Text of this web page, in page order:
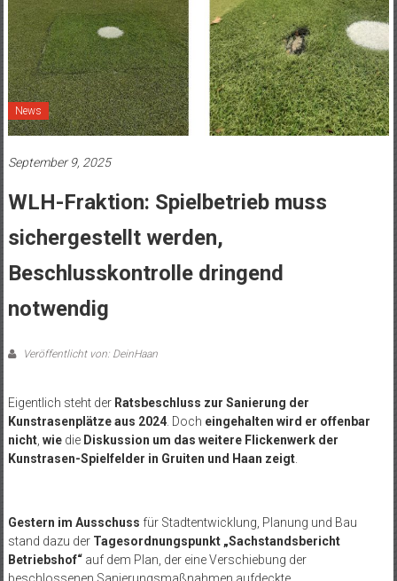
News
September 9, 2025
WLH-Fraktion: Spielbetrieb muss
sichergestellt werden,
Beschlusskontrolle dringend
notwendig
Veröffentlicht von: DeinHaan
Eigentlich steht der Ratsbeschluss zur Sanierung der
Kunstrasenplätze aus 2024. Doch eingehalten wird er offenbar
nicht, wiedie Diskussion um das weitere Flickenwerk der
Kunstrasen-Spielfelder in Gruiten und Haan zeigt.
Gestern im Ausschuss für Stadtentwicklung, Planung und Bau
stand dazu der Tagesordnungspunkt „Sachstandsbericht
Betriebshof“auf dem Plan, der eine Verschiebung der
beschlossenen Sanierungsmaßnahmen aufdeckte.